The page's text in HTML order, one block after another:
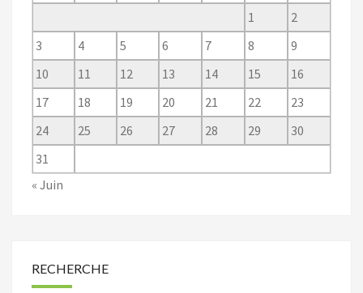
1
2
3
4 5 6 7 8
9
10
11 12 13 14 15
16
17
18 19 20 21 22
23
24
25 26 27 28 29
30
31
« Juin
RECHERCHE